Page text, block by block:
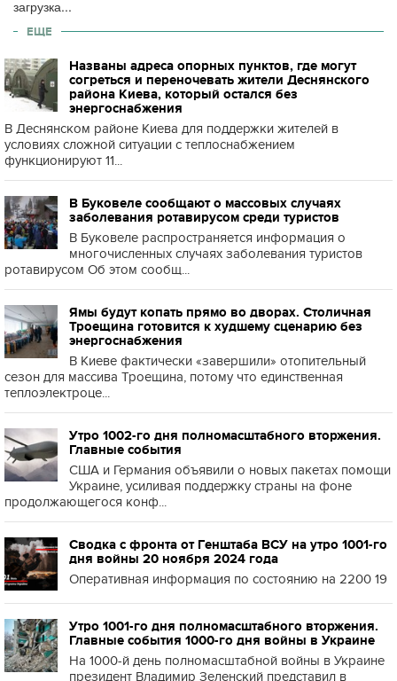
загрузка...
ЕЩЕ
Названы адреса опорных пунктов, где могут
согреться и переночевать жители Деснянского
района Киева, который остался без
энергоснабжения
В Деснянском районе Киева для поддержки жителей в
условиях сложной ситуации с теплоснабжением
функционируют 11...
В Буковеле сообщают о массовых случаях
заболевания ротавирусом среди туристов
В Буковеле распространяется информация о
многочисленных случаях заболевания туристов
ротавирусом Об этом сообщ...
Ямы будут копать прямо во дворах. Столичная
Троещина готовится к худшему сценарию без
энергоснабжения
В Киеве фактически «завершили» отопительный
сезон для массива Троещина, потому что единственная
теплоэлектроце...
Утро 1002-го дня полномасштабного вторжения.
Главные события
США и Германия объявили о новых пакетах помощи
Украине, усиливая поддержку страны на фоне
продолжающегося конф...
Сводка с фронта от Генштаба ВСУ на утро 1001-го
дня войны 20 ноября 2024 года
Оперативная информация по состоянию на 2200 19
Утро 1001-го дня полномасштабного вторжения.
Главные события 1000-го дня войны в Украине
На 1000-й день полномасштабной войны в Украине
президент Владимир Зеленский представил в